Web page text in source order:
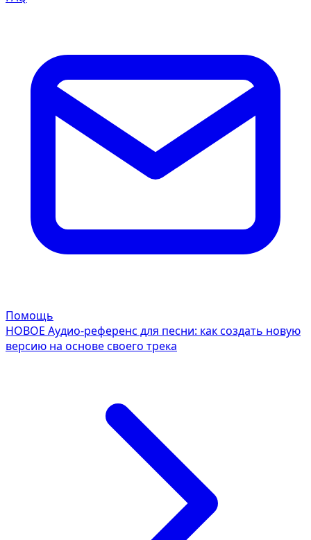
Помощь
НОВОЕ Аудио-референс для песни: как создать новую
версию на основе своего трека